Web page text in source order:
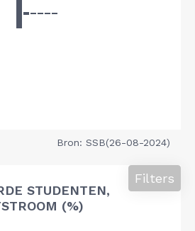
Bron: SSB(26-08-2024)
STUDENTEN,
(%)
Filters